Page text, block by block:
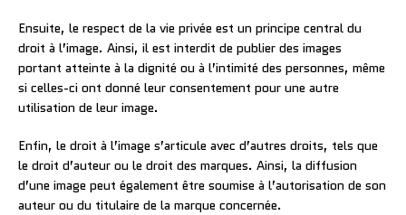
Ensuite, le respect de la vie privée est un principe central du
droit à l’image. Ainsi, il est interdit de publier des images
portant atteinte à la dignité ou à l’intimité des personnes, même
si celles-ci ont donné leur consentement pour une autre
utilisation de leur image.
Enfin, le droit à l’image s’articule avec d’autres droits, tels que
le droit d’auteur ou le droit des marques. Ainsi, la diffusion
d’une image peut également être soumise à l’autorisation de son
auteur ou du titulaire de la marque concernée.